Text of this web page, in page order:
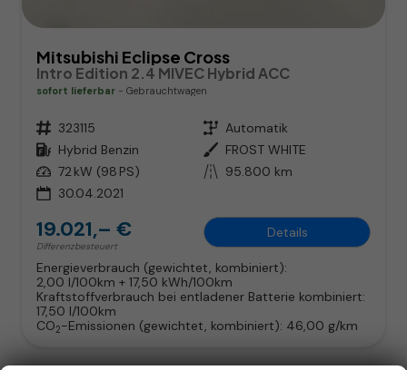
Mitsubishi Eclipse Cross
Intro Edition 2.4 MIVEC Hybrid ACC
sofort lieferbar Gebrauchtwagen
Fahrzeugnr. 323115 Getriebe Automatik
Kraftstoff Hybrid Benzin Außenfarbe FROST WHITE
Leistung 72 kW (98 PS) Kilometerstand 95.800 km
30.04.2021
19.021,– €
Differenzbesteuert
Details
Energieverbrauch (gewichtet, kombiniert):
2,00 l/100km + 17,50 kWh/100km
Kraftstoffverbrauch bei entladener Batterie kombiniert:
17,50 l/100km
CO2-Emissionen (gewichtet, kombiniert): 46,00 g/km